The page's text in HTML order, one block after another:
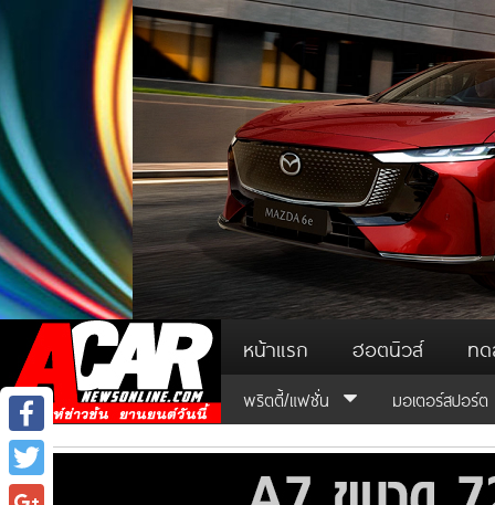
หน้าแรก ฮอตนิวส์ ท
พริตตี้/แฟชั่น มอเตอร์สปอร์ต
Facebook
Twitter